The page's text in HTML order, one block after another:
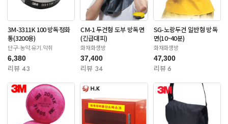
3M-3311K 100 방독정화
통(3200용)
단구-농약.유기.악취
6,380
리뷰 43
CM-1 두건형 도부 방독면
(긴급대피)
화재화생방
37,400
리뷰 34
SG-노랑두건 일반형 방독
면(10~40분)
화재화생방
47,300
리뷰 6